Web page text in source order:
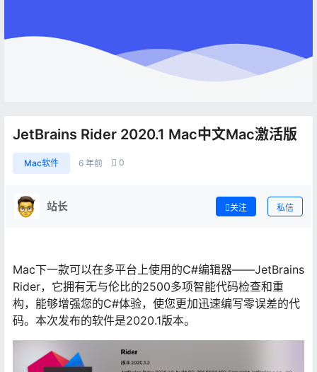
JetBrains Rider 2020.1 Mac中文Mac激活版
Mac软件 6 年前 0
站长 关注 私信
Mac下一款可以在多平台上使用的C#编辑器——JetBrains
Rider，它拥有无与伦比的2500多项智能代码检查和重
构，能够增强您的C#体验，使您更加迅速编写零误差的代
码。本次发布的软件是2020.1版本。